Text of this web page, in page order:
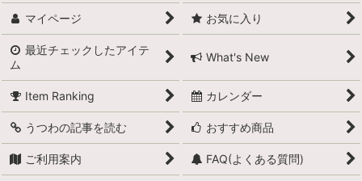
マイページ お気に入り
最近チェックしたアイテ
ム
What's New
Item Ranking カレンダー
うつわの記事を読む おすすめ商品
ご利用案内 FAQ(よくある質問)